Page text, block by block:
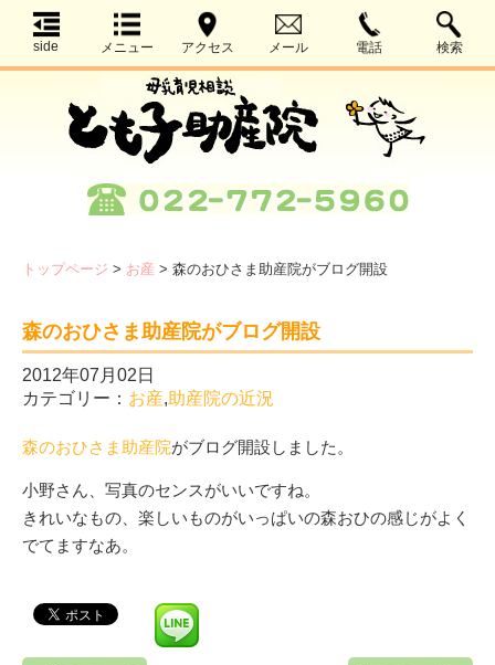
side メニュー アクセス メール 電話 検索
トップページ > お産 > 森のおひさま助産院がブログ開設
森のおひさま助産院がブログ開設
2012年07月02日
カテゴリー： お産,助産院の近況
森のおひさま助産院がブログ開設しました。
小野さん、写真のセンスがいいですね。
きれいなもの、楽しいものがいっぱいの森おひの感じがよく
でてますなあ。